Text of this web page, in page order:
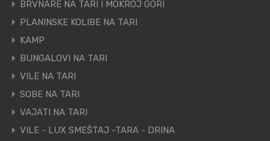
BRVNARE NA TARI I MOKROJ GORI
PLANINSKE KOLIBE NA TARI
KAMP
BUNGALOVI NA TARI
VILE NA TARI
SOBE NA TARI
VAJATI NA TARI
VILE - LUX SMEŠTAJ -TARA - DRINA